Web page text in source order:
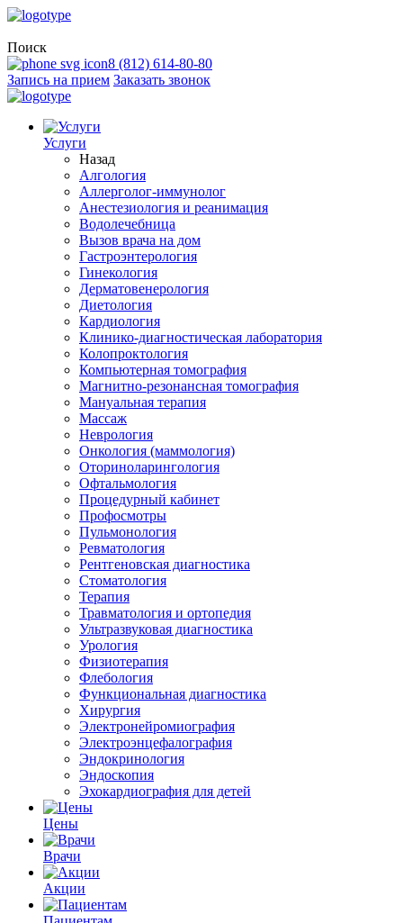
Поиск
8 (812) 614-80-80
Запись на прием Заказать звонок
Услуги
Назад
Алгология
Аллерголог-иммунолог
Анестезиология и реанимация
Водолечебница
Вызов врача на дом
Гастроэнтерология
Гинекология
Дерматовенерология
Диетология
Кардиология
Клинико-диагностическая лаборатория
Колопроктология
Компьютерная томография
Магнитно-резонансная томография
Мануальная терапия
Массаж
Неврология
Онкология (маммология)
Оториноларингология
Офтальмология
Процедурный кабинет
Профосмотры
Пульмонология
Ревматология
Рентгеновская диагностика
Стоматология
Терапия
Травматология и ортопедия
Ультразвуковая диагностика
Урология
Физиотерапия
Флебология
Функциональная диагностика
Хирургия
Электронейромиография
Электроэнцефалография
Эндокринология
Эндоскопия
Эхокардиография для детей
Цены
Врачи
Акции